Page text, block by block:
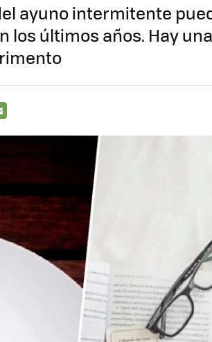
ayuno intermitente
los últimos años. Hay